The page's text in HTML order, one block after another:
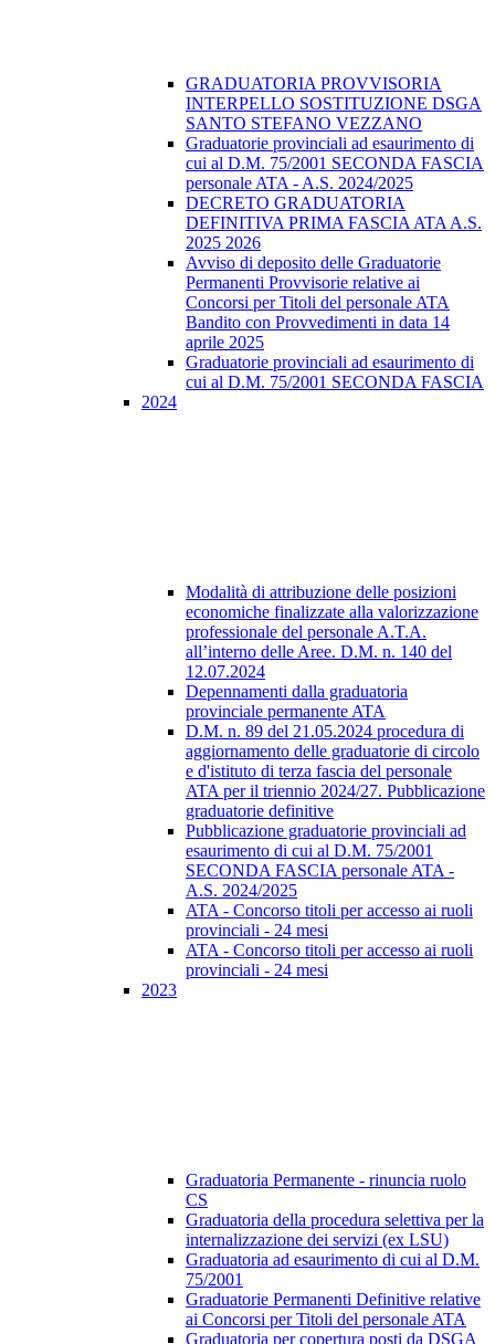
GRADUATORIA PROVVISORIA
INTERPELLO SOSTITUZIONE DSGA
SANTO STEFANO VEZZANO
Graduatorie provinciali ad esaurimento di
cui al D.M. 75/2001 SECONDA FASCIA
personale ATA - A.S. 2024/2025
DECRETO GRADUATORIA
DEFINITIVA PRIMA FASCIA ATA A.S.
2025 2026
Avviso di deposito delle Graduatorie
Permanenti Provvisorie relative ai
Concorsi per Titoli del personale ATA
Bandito con Provvedimenti in data 14
aprile 2025
Graduatorie provinciali ad esaurimento di
cui al D.M. 75/2001 SECONDA FASCIA
2024
Modalità di attribuzione delle posizioni
economiche finalizzate alla valorizzazione
professionale del personale A.T.A.
all’interno delle Aree. D.M. n. 140 del
12.07.2024
Depennamenti dalla graduatoria
provinciale permanente ATA
D.M. n. 89 del 21.05.2024 procedura di
aggiornamento delle graduatorie di circolo
e d'istituto di terza fascia del personale
ATA per il triennio 2024/27. Pubblicazione
graduatorie definitive
Pubblicazione graduatorie provinciali ad
esaurimento di cui al D.M. 75/2001
SECONDA FASCIA personale ATA -
A.S. 2024/2025
ATA - Concorso titoli per accesso ai ruoli
provinciali - 24 mesi
ATA - Concorso titoli per accesso ai ruoli
provinciali - 24 mesi
2023
Graduatoria Permanente - rinuncia ruolo
CS
Graduatoria della procedura selettiva per la
internalizzazione dei servizi (ex LSU)
Graduatoria ad esaurimento di cui al D.M.
75/2001
Graduatorie Permanenti Definitive relative
ai Concorsi per Titoli del personale ATA
Graduatoria per copertura posti da DSGA